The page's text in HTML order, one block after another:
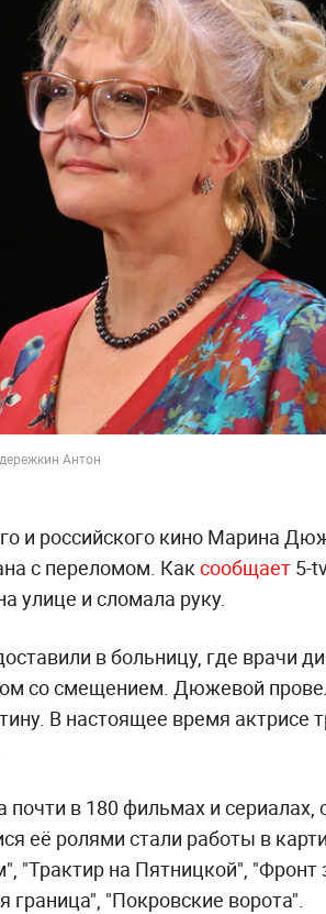
Антон
и российского кино Марина
с переломом. Как сообщает 5-
улице и сломала руку.
в больницу, где врачи
со смещением. Дюжевой
В настоящее время актрисе
в 180 фильмах и
её ролями стали работы в
"Трактир на Пятницкой", "Фронт
граница", "Покровские ворота".